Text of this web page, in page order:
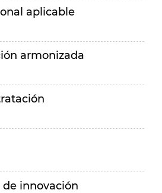
aplicable
armonizada
innovación